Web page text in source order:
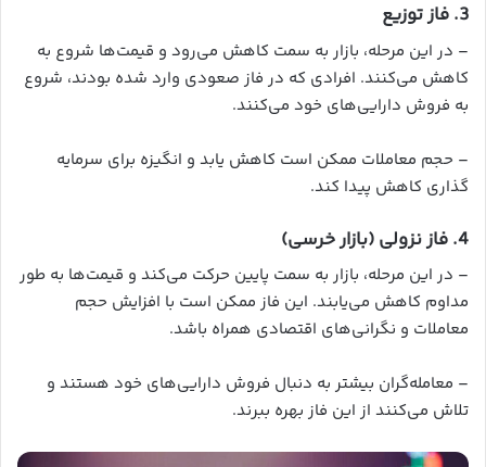
3. فاز توزیع
– در این مرحله، بازار به سمت کاهش می‌رود و قیمت‌ها شروع به
کاهش می‌کنند. افرادی که در فاز صعودی وارد شده بودند، شروع
به فروش دارایی‌های خود می‌کنند.
– حجم معاملات ممکن است کاهش یابد و انگیزه برای سرمایه
گذاری کاهش پیدا کند.
4. فاز نزولی (بازار خرسی)
– در این مرحله، بازار به سمت پایین حرکت می‌کند و قیمت‌ها به طور
مداوم کاهش می‌یابند. این فاز ممکن است با افزایش حجم
معاملات و نگرانی‌های اقتصادی همراه باشد.
– معامله‌گران بیشتر به دنبال فروش دارایی‌های خود هستند و
تلاش می‌کنند از این فاز بهره ببرند.